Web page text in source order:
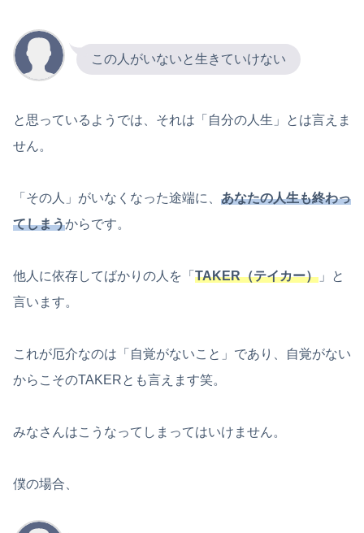
この人がいないと生きていけない
と思っているようでは、それは「自分の人生」とは言えま
せん。
「その人」がいなくなった途端に、 あなたの人生も終わっ
てしまうからです。
他人に依存してばかりの人を「 TAKER（テイカー） 」と
言います。
これが厄介なのは「自覚がないこと」であり、自覚がない
からこそのTAKERとも言えます笑。
みなさんはこうなってしまってはいけません。
僕の場合、